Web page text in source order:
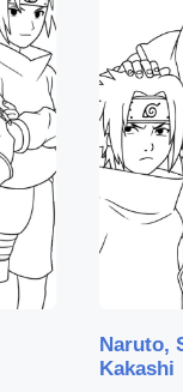
Naruto,
Kakashi